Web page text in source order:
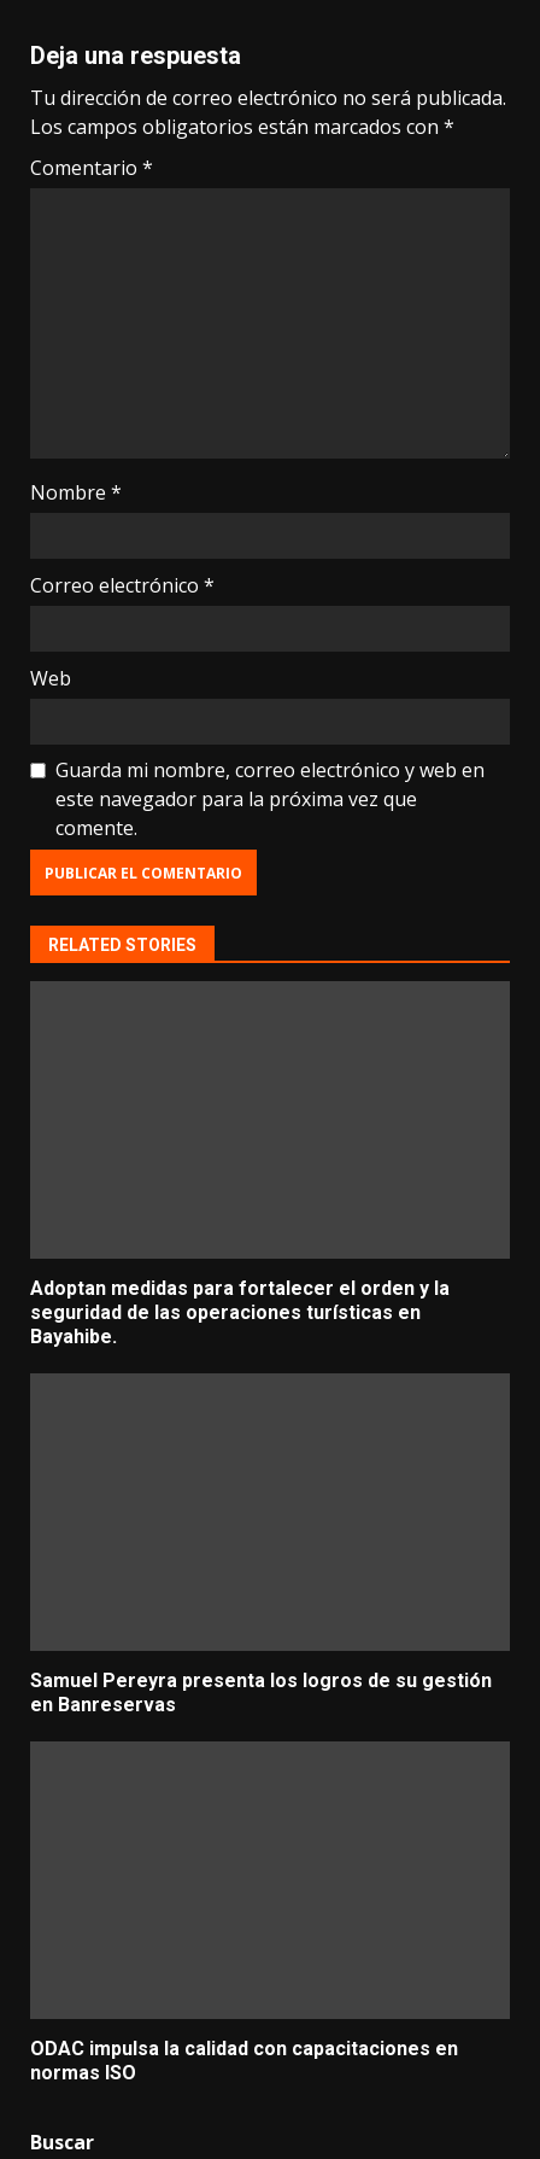
Deja una respuesta
Tu dirección de correo electrónico no será publicada.
Los campos obligatorios están marcados con *
Comentario *
Nombre *
Correo electrónico *
Web
Guarda mi nombre, correo electrónico y web en
este navegador para la próxima vez que
comente.
RELATED STORIES
Adoptan medidas para fortalecer el orden y la
seguridad de las operaciones turísticas en
Bayahibe.
Samuel Pereyra presenta los logros de su gestión
en Banreservas
ODAC impulsa la calidad con capacitaciones en
normas ISO
Buscar